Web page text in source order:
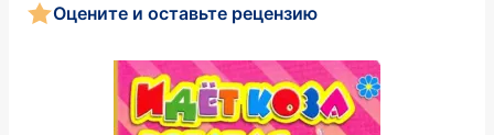
Оцените и оставьте рецензию